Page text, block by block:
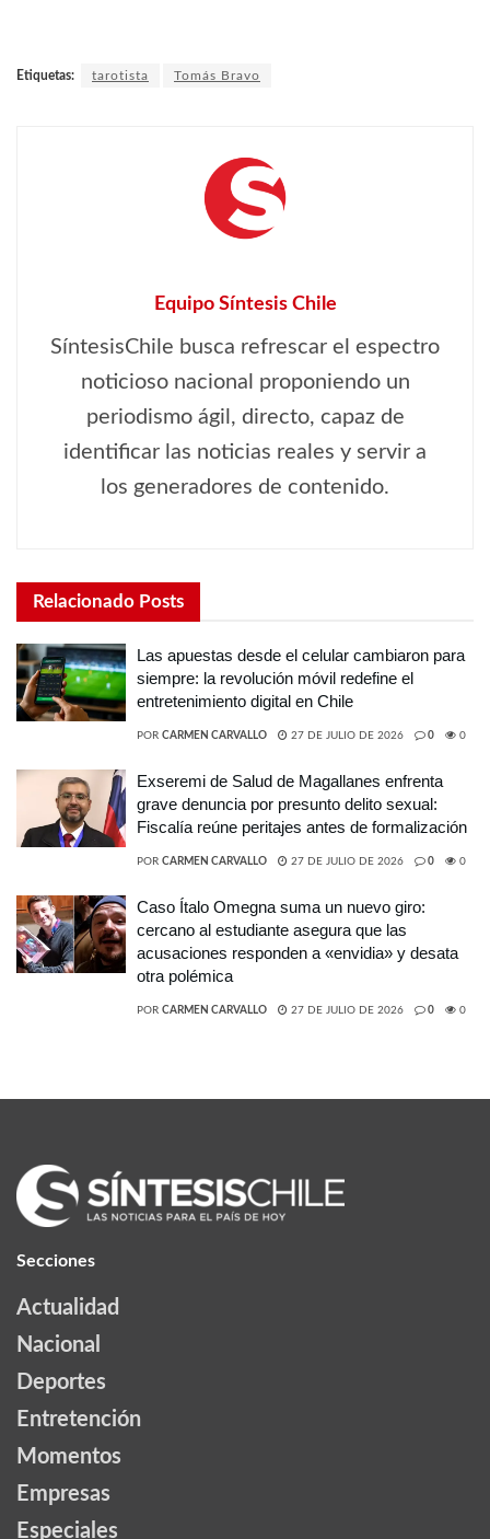
Etiquetas: tarotista Tomás Bravo
Equipo Síntesis Chile
SíntesisChile busca refrescar el espectro
noticioso nacional proponiendo un
periodismo ágil, directo, capaz de
identificar las noticias reales y servir a
los generadores de contenido.
Relacionado Posts
Las apuestas desde el celular cambiaron para
siempre: la revolución móvil redefine el
entretenimiento digital en Chile
POR CARMEN CARVALLO 27 DE JULIO DE 2026 0 0
Exseremi de Salud de Magallanes enfrenta
grave denuncia por presunto delito sexual:
Fiscalía reúne peritajes antes de formalización
POR CARMEN CARVALLO 27 DE JULIO DE 2026 0 0
Caso Ítalo Omegna suma un nuevo giro:
cercano al estudiante asegura que las
acusaciones responden a «envidia» y desata
otra polémica
POR CARMEN CARVALLO 27 DE JULIO DE 2026 0 0
Secciones
Actualidad
Nacional
Deportes
Entretención
Momentos
Empresas
Especiales